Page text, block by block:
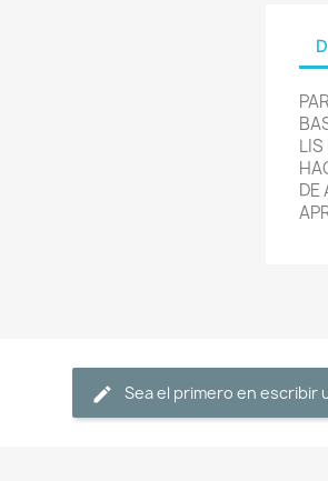
DE
Sea el primero en escribir